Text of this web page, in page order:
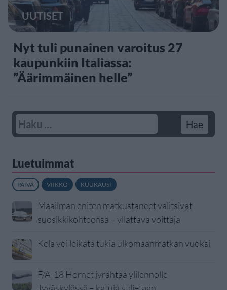
UUTISET
Nyt tuli punainen varoitus 27
kaupunkiin Italiassa:
”Äärimmäinen helle”
Luetuimmat
PÄIVÄ VIIKKO KUUKAUSI
Maailman eniten matkustaneet valitsivat
suosikkikohteensa – yllättävä voittaja
Kela voi leikata tukia ulkomaanmatkan vuoksi
F/A-18 Hornet jyrähtää ylilennolle